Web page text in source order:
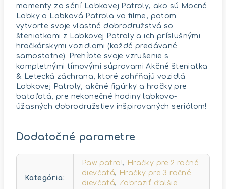
momenty zo sérií Labkovej Patroly, ako sú Mocné
Labky a Labková Patrola vo filme, potom
vytvorte svoje vlastné dobrodružstvá so
šteniatkami z Labkovej Patroly a ich príslušnými
hračkárskymi vozidlami (každé predávané
samostatne). Prehĺbte svoje vzrušenie s
kompletnými tímovými súpravami Akčné šteniatka
& Letecká záchrana, ktoré zahŕňajú vozidlá
Labkovej Patroly, akčné figúrky a hračky pre
batoľatá, pre nekonečné hodiny labkovo-
úžasných dobrodružstiev inšpirovaných seriálom!
Dodatočné parametre
Kategória:
Paw patrol, Hračky pre 2 ročné
dievčatá, Hračky pre 3 ročné
dievčatá, Zobraziť ďalšie